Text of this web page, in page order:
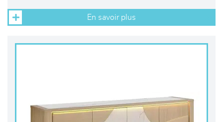
En savoir plus